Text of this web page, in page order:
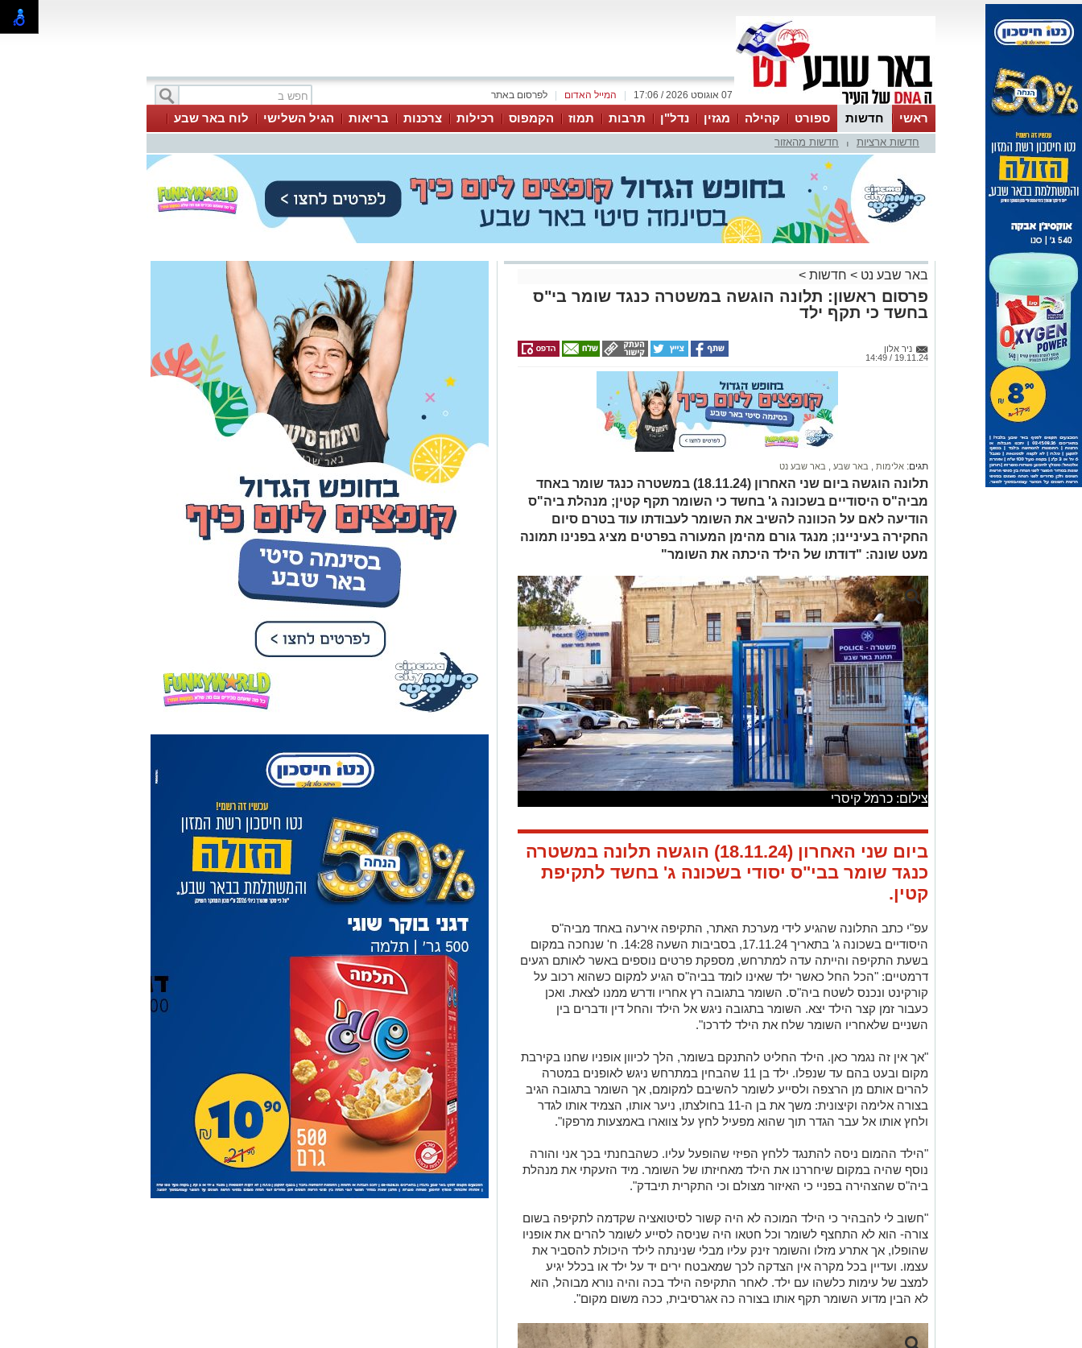
לפרסום באתר המייל האדום 07 אוגוסט 2026 / 17:06
ראשי חדשות ספורט קהילה מגזין נדל"ן תרבות תמוז הקמפוס רכילות צרכנות בריאות הגיל השלישי
לוח באר שבע
עסקים
טיפים והמלצותחדשות ארציות חדשות מהאזור
באר שבע נט > חדשות
פרסום ראשון: תלונה הוגשה במשטרה כנגד שומר בי"ס
בחשד כי תקף ילד
19.11.24 / 14:49
תגים:אלימות, באר שבע, באר שבע נט
מביה"ס היסודיים בשכונה ג' בחשד כי השומר תקף קטין; מנהלת ביה"ס
החקירה בעיניינו; מנגד גורם מהימן המעורה בפרטים מציג בפנינו תמונה
מעט שונה: "דודתו של הילד היכתה את השומר"
צילום: כרמל קיסרי
ביום שני האחרון (18.11.24) הוגשה תלונה במשטרה
כנגד שומר בבי"ס יסודי בשכונה ג' בחשד לתקיפת
קטין.
עפ"י כתב התלונה שהגיע לידי מערכת האתר, התקיפה אירעה באחד מביה"ס
היסודיים בשכונה ג' בתאריך 17.11.24, בסביבות השעה 14:28. ח' שנחכה במקום
בשעת התקיפה והייתה עדה למתרחש, מספקת פרטים נוספים באשר לאותם רגעים
קורקינט ונכנס לשטח ביה"ס. השומר בתגובה רץ אחריו ודרש ממנו לצאת. ואכן
כעבור זמן קצר הילד יצא. השומר בתגובה ניגש אל הילד והחל דין ודברים בין
השניים שלאחריו השומר שלח את הילד לדרכו".
"אך אין זה נגמר כאן. הילד החליט להתנקם בשומר, הלך לכיוון אופניו שחנו בקירבת
מקום ובעט בהם עד שנפלו. ילד בן 11 שהבחין במתרחש ניגש לאופנים במטרה
להרים אותם מן הרצפה ולסייע לשומר להשיבם למקומם, אך השומר בתגובה הגיב
בצורה אלימה וקיצונית: משך את בן ה-11 בחולצתו, ניער אותו, הצמיד אותו לגדר
ולחץ אותו אל עבר הגדר תוך שהוא מפעיל לחץ על צווארו באמצעות מרפקו".
"הילד ההמום ניסה להתנגד ללחץ הפיזי שהופעל עליו. כשהבחנתי בכך אני והורה
נוסף שהיה במקום שיחררנו את הילד מאחיזתו של השומר. מיד הזעקתי את מנהלת
"חשוב לי להבהיר כי הילד המוכה לא היה קשור לסיטואציה שקדמה לתקיפה בשום
צורה- הוא לא התחצף לשומר וכל חטאו היה שניסה לסייע לשומר להרים את אופניו
שהופלו, אך אתרע מזלו והשומר זינק עליו מבלי שנינתה לילד היכולת להסביר את
עצמו. ועדיין בכל מקרה אין הצדקה לכך שמאבטח ירים יד על ילד או בכלל יגיע
למצב של עימות כלשהו עם ילד. לאחר התקיפה הילד בכה והיה נורא מבוהל, הוא
לא הבין מדוע השומר תקף אותו בצורה כה אגרסיבית, ככה משום מקום".